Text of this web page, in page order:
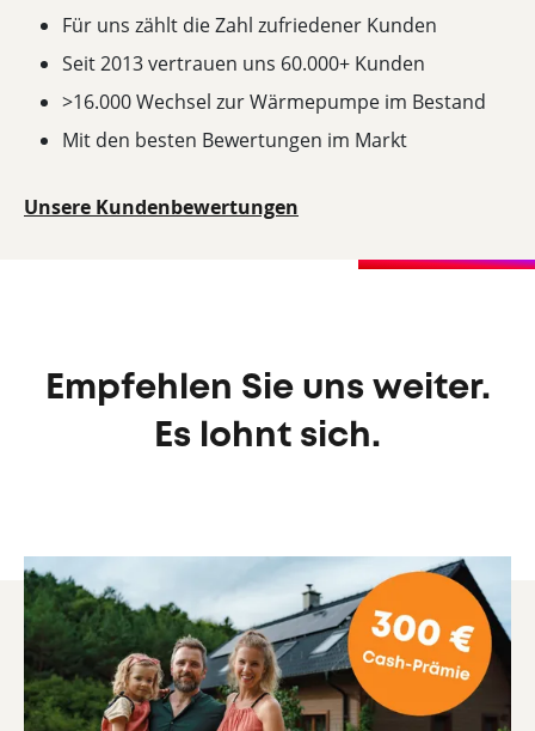
Für uns zählt die Zahl zufriedener Kunden
Seit 2013 vertrauen uns 60.000+ Kunden
>16.000 Wechsel zur Wärmepumpe im Bestand
Mit den besten Bewertungen im Markt
Unsere Kundenbewertungen
Empfehlen Sie uns weiter.
Es lohnt sich.